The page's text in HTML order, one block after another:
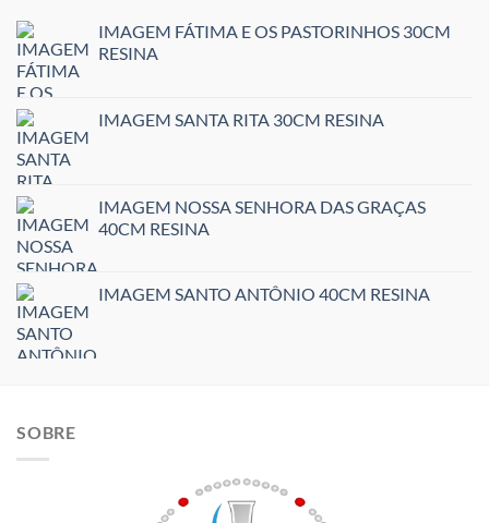
IMAGEM FÁTIMA E OS PASTORINHOS 30CM
RESINA
IMAGEM SANTA RITA 30CM RESINA
IMAGEM NOSSA SENHORA DAS GRAÇAS
40CM RESINA
IMAGEM SANTO ANTÔNIO 40CM RESINA
SOBRE